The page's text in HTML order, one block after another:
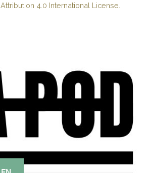
4.0 International License.